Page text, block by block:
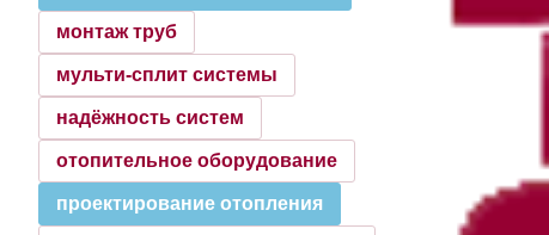
монтаж труб
мульти-сплит системы
надёжность систем
отопительное оборудование
проектирование отопления